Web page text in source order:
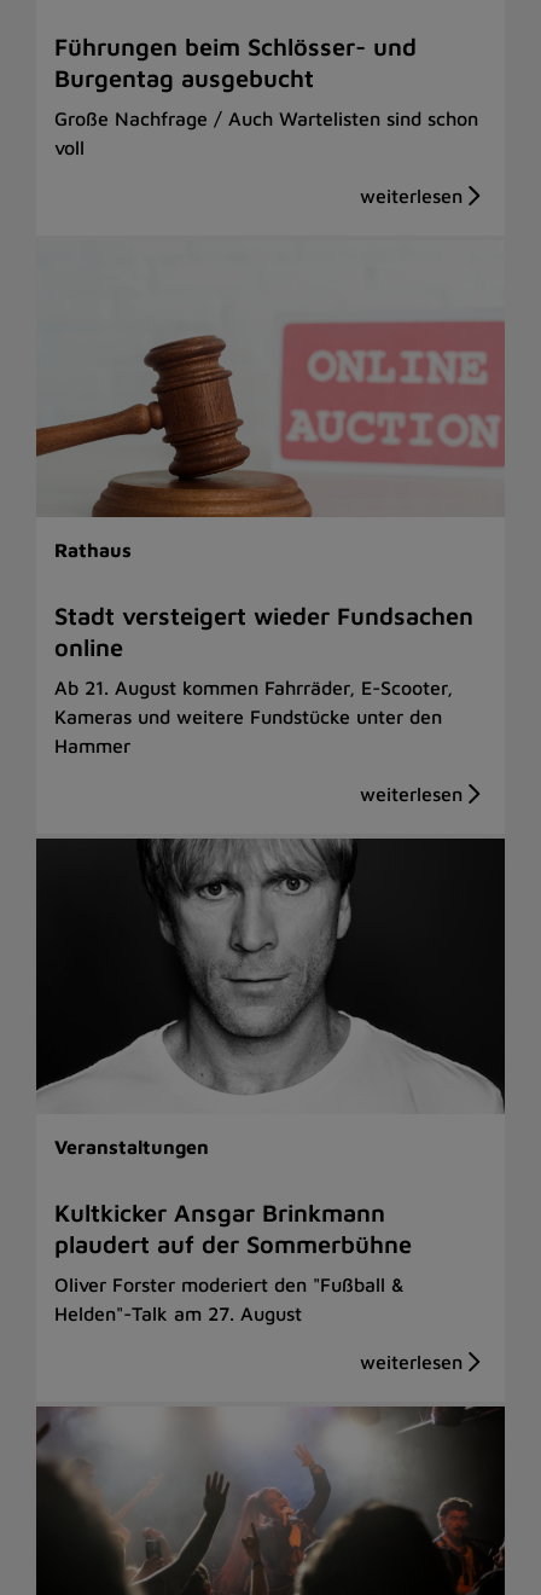
Führungen beim Schlösser- und
Burgentag ausgebucht
Große Nachfrage / Auch Wartelisten sind schon
voll
Rathaus
Stadt versteigert wieder Fundsachen
online
Ab 21. August kommen Fahrräder, E-Scooter,
Kameras und weitere Fundstücke unter den
Hammer
Veranstaltungen
Kultkicker Ansgar Brinkmann
plaudert auf der Sommerbühne
Oliver Forster moderiert den "Fußball &
Helden"-Talk am 27. August